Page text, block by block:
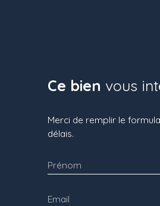
Ce bien vous
Merci de remplir le
délais.
Prénom
Email